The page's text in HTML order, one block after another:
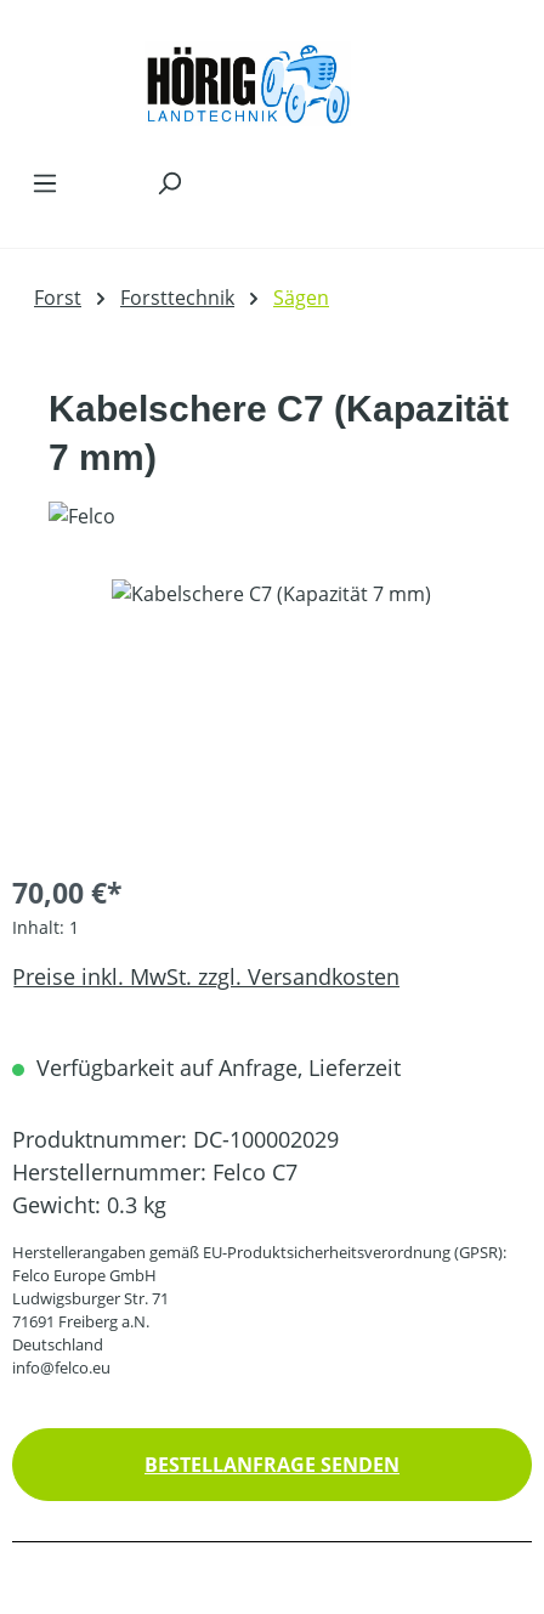
Forst Forsttechnik Sägen
Kabelschere C7 (Kapazität
7 mm)
Bildergalerie überspringen
70,00 €*
Inhalt: 1
Preise inkl. MwSt. zzgl. Versandkosten
Verfügbarkeit auf Anfrage, Lieferzeit
Produktnummer: DC-100002029
Herstellernummer: Felco C7
Gewicht: 0.3 kg
Herstellerangaben gemäß EU-Produktsicherheitsverordnung (GPSR):
Felco Europe GmbH
Ludwigsburger Str. 71
71691 Freiberg a.N.
Deutschland
info@felco.eu
BESTELLANFRAGE SENDEN